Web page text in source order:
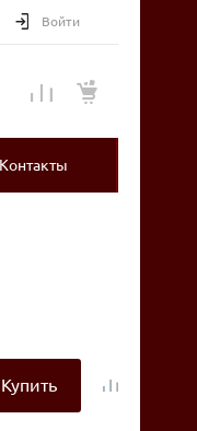
Войти
Контакты
Купить